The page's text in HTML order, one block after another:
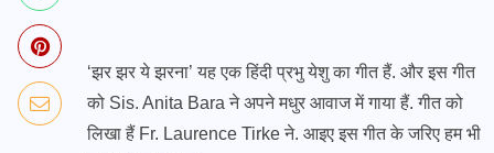
‘झर झर ये झरना’ यह एक हिंदी प्रभु येशु का गीत हैं. और इस गीत
को Sis. Anita Bara ने अपने मधुर आवाज में गाया हैं. गीत को
लिखा हैं Fr. Laurence Tirke ने. आइए इस गीत के जरिए हम भी